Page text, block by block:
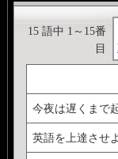
15 語中 1～15番
目
今夜は遅くまで
英語を上達させ